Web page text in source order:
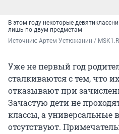
В этом году некоторые
лишь по двум предметам
Источник: Артем Устюжанин /
Уже не первый год
сталкиваются с тем, что
отказывают при
Зачастую дети не
классы, а универсальные
отсутствуют.